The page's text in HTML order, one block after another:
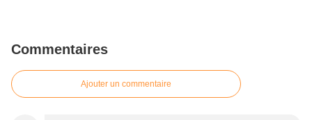
Commentaires
Ajouter un commentaire